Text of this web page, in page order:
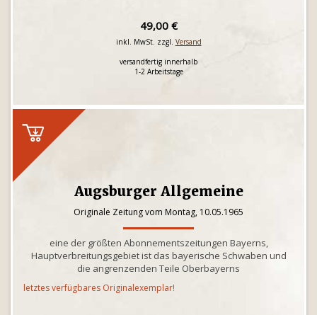
49,00 €
inkl. MwSt. zzgl. Versand
versandfertig innerhalb
1-2 Arbeitstage
Augsburger Allgemeine
Originale Zeitung vom Montag, 10.05.1965
eine der größten Abonnementszeitungen Bayerns,
Hauptverbreitungsgebiet ist das bayerische Schwaben und
die angrenzenden Teile Oberbayerns
letztes verfügbares Originalexemplar!